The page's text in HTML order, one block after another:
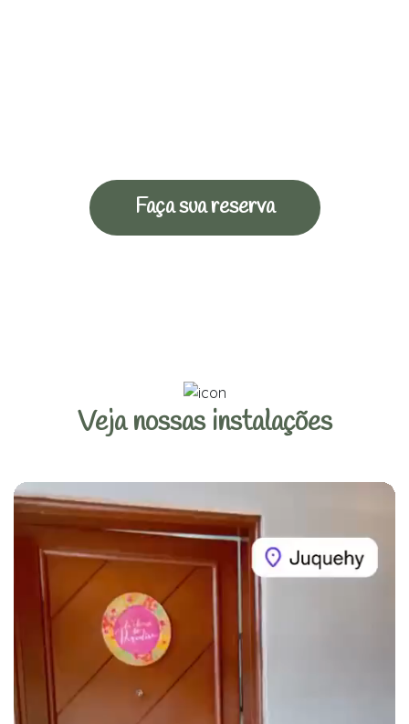
Faça sua reserva
Veja nossas instalações